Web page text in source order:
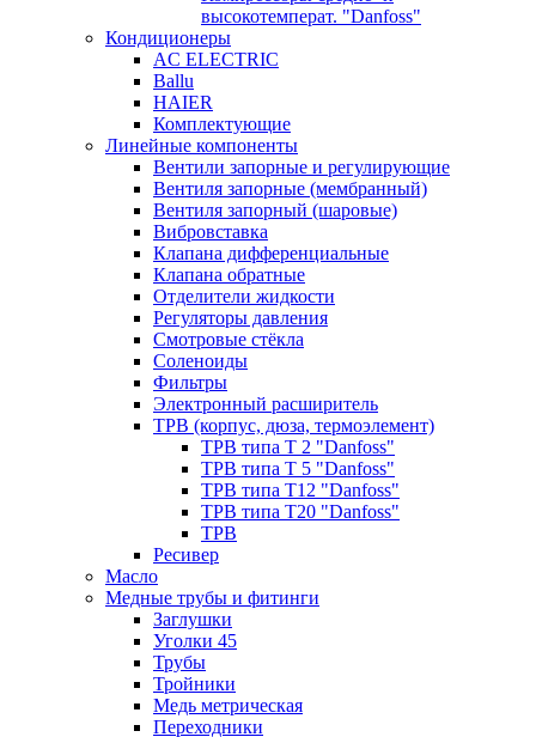
высокотемперат. "Danfoss"
Кондиционеры
AC ELECTRIC
Ballu
HAIER
Комплектующие
Линейные компоненты
Вентили запорные и регулирующие
Вентиля запорные (мембранный)
Вентиля запорный (шаровые)
Вибровставка
Клапана дифференциальные
Клапана обратные
Отделители жидкости
Регуляторы давления
Смотровые стёкла
Соленоиды
Фильтры
Электронный расширитель
ТРВ (корпус, дюза, термоэлемент)
ТРВ типа Т 2 "Danfoss"
ТРВ типа Т 5 "Danfoss"
ТРВ типа Т12 "Danfoss"
ТРВ типа Т20 "Danfoss"
ТРВ
Ресивер
Масло
Медные трубы и фитинги
Заглушки
Уголки 45
Трубы
Тройники
Медь метрическая
Переходники